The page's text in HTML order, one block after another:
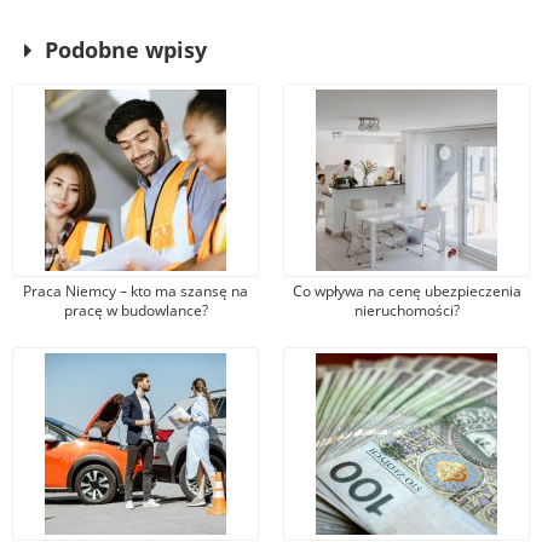
Podobne wpisy
Praca Niemcy – kto ma szansę na
pracę w budowlance?
Co wpływa na cenę ubezpieczenia
nieruchomości?